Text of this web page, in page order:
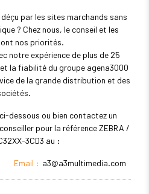
par les sites marchands sans
? Chez nous, le conseil et les
nos priorités.
notre expérience de plus de 25
la fiabilité du groupe agena3000
de la grande distribution et des
dessous ou bien contactez un
pour la référence ZEBRA /
3CD3 au :
Email : a3@a3multimedia.com